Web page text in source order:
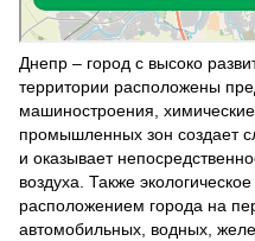
Днепр – город с высоко
территории расположены
машиностроения,
промышленных зон создает
и оказывает
воздуха. Также
расположением города на
автомобильных, водных,